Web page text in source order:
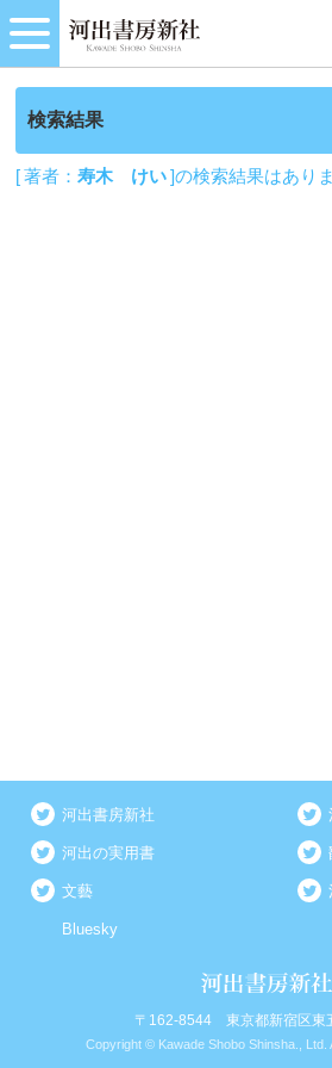
検索結果
[ 著者：寿木 けい]の検索結果はあり
河出書房新社
河出の実用書
文藝
Bluesky
〒162-8544 東京都新宿区東
Copyright © Kawade Shobo Shinsha., Ltd.